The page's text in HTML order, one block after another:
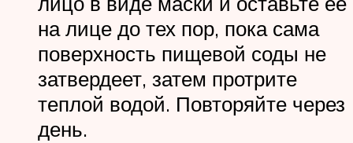
на лице до тех пор, пока сама
поверхность пищевой соды не
затвердеет, затем протрите
теплой водой. Повторяйте через
день.